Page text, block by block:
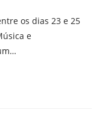
os dias 23 e 25
e